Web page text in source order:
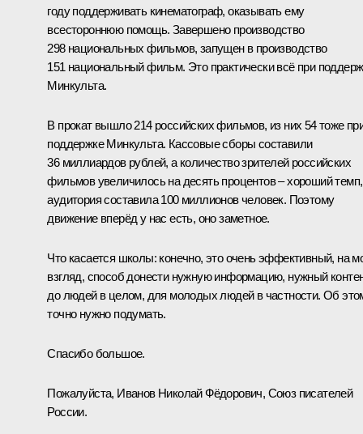
году поддерживать кинематограф, оказывать ему
всестороннюю помощь. Завершено производство
298 национальных фильмов, запущен в производство
151 национальный фильм. Это практически всё при
Минкульта.
В прокат вышло 214 российских фильмов, из них 54 тоже
поддержке Минкульта. Кассовые сборы составили
36 миллиардов рублей, а количество зрителей российских
фильмов увеличилось на десять процентов – хороший темп,
аудитория составила 100 миллионов человек. Поэтому
движение вперёд у нас есть, оно заметное.
Что касается школы: конечно, это очень эффективный, на
взгляд, способ донести нужную информацию, нужный
до людей в целом, для молодых людей в частности. Об
точно нужно подумать.
Спасибо большое.
Пожалуйста, Иванов Николай Фёдорович, Союз писателей
России.